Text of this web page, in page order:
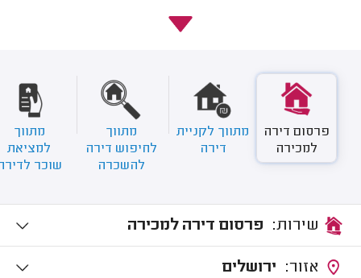
פרסום דירה
למכירה
מתווך לקניית
דירה
מתווך
לחיפוש דירה
להשכרה
מתווך
למציאת
שוכר
פרסום דירה למכירה
ירושלים